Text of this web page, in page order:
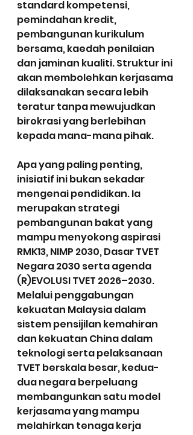
standard kompetensi,
pemindahan kredit,
pembangunan kurikulum
bersama, kaedah penilaian
dan jaminan kualiti. Struktur ini
akan membolehkan kerjasama
dilaksanakan secara lebih
teratur tanpa mewujudkan
birokrasi yang berlebihan
kepada mana-mana pihak.
Apa yang paling penting,
inisiatif ini bukan sekadar
mengenai pendidikan. Ia
merupakan strategi
pembangunan bakat yang
mampu menyokong aspirasi
RMK13, NIMP 2030, Dasar TVET
Negara 2030 serta agenda
(R)EVOLUSI TVET 2026–2030.
Melalui penggabungan
kekuatan Malaysia dalam
sistem pensijilan kemahiran
dan kekuatan China dalam
teknologi serta pelaksanaan
TVET berskala besar, kedua-
dua negara berpeluang
membangunkan satu model
kerjasama yang mampu
melahirkan tenaga kerja